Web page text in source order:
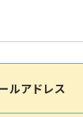
ルアドレス